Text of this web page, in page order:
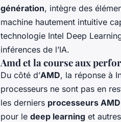
génération, intègre des
machine hautement intuitive
technologie Intel Deep
inférences de l’IA.
Amd et la course aux
Du côté d’AMD, la réponse à
processeurs ne sont pas en
les derniers processeurs AMD
pour le deep learning et